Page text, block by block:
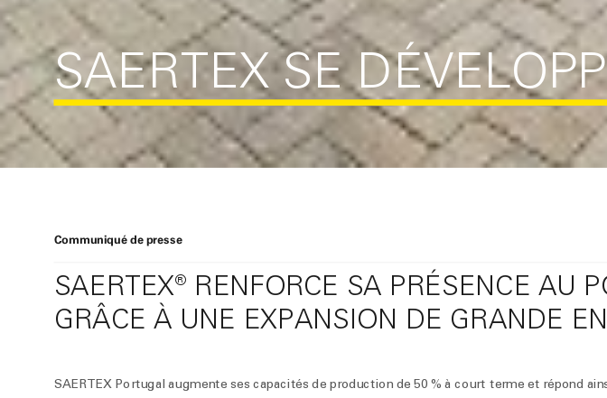
SAERTEX SE
Communiqué de presse
SAERTEX® RENFORCE SA PRÉSENCE AU
GRÂCE À UNE EXPANSION DE GRANDE
SAERTEX Portugal augmente ses capacités de production de 50 % à court terme et répond